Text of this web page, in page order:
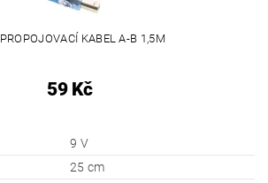
KABEL A-B 1,5M
59 Kč
9 V
25 cm